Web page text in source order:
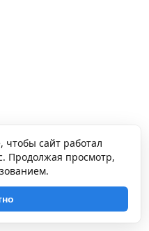
сайт работал
Продолжая просмотр,